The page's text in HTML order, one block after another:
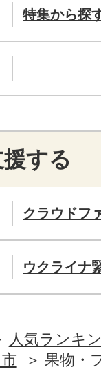
特集から探
する
クラウドフ
ウクライナ
人気ランキ
果物・